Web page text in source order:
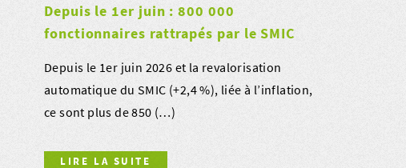
Depuis le 1er juin : 800 000
fonctionnaires rattrapés par le SMIC
Depuis le 1er juin 2026 et la revalorisation
automatique du SMIC (+2,4 %), liée à l’inflation,
ce sont plus de 850 (…)
LIRE LA SUITE